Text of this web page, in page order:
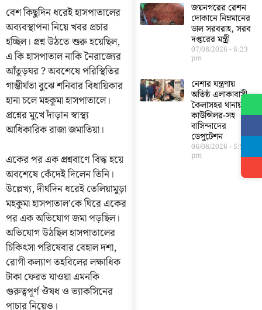
বেশ কিছুদিন ধরেই হাসপাতালের
অব্যবস্থাপনা নিয়ে খবর প্রচার
হচ্ছিল। প্রশ্ন উঠতে শুরু হয়েছিল,
এ কি হাসপাতাল নাকি নৈরাজ্যের
আঁতুড়ঘর ? অবশেষে পরিস্থিতির
গাম্ভীর্যতা বুঝে শনিবার বিধায়িকার
হানা চলে মহকুমা হাসপাতালে।
প্রশ্নের মুখে দাঁড়ান স্বাস্থ্য
আধিকারিক রাজা জমাতিয়া।
একের পর এক প্রশ্নবাণে বিদ্ধ হয়ে
অবশেষে কেঁদেই দিলেন তিনি।
উল্লেখ্য, দীর্ঘদিন ধরেই তেলিয়ামুড়া
মহকুমা হাসপাতাল’কে ঘিরে একের
পর এক অভিযোগ জমা পড়ছিল।
অভিযোগ উঠছিল হাসপাতালের
চিকিৎসা পরিষেবার বেহাল দশা,
রোগী কল্যাণ তহবিলের লক্ষাধিক
টাকা ফেরত যাওয়া এমনকি
গুরুত্বপূর্ণ ঔষধ ও ভ্যাকসিনের
পাচার নিয়েও।
জয়নগরের রেশন
দোকানে নিম্নমানের
ডাল সরবরাহ, সরব
দপ্তরের মন্ত্রী
07/08/2026 6:23
pm
নেশার যন্ত্রণায়
অতিষ্ঠ এলাকাবাসী,
কৈলাসহর থানায়
কাউন্সিলর-সহ
বাসিন্দাদের
ডেপুটেশন
06/08/2026 5:56
pm